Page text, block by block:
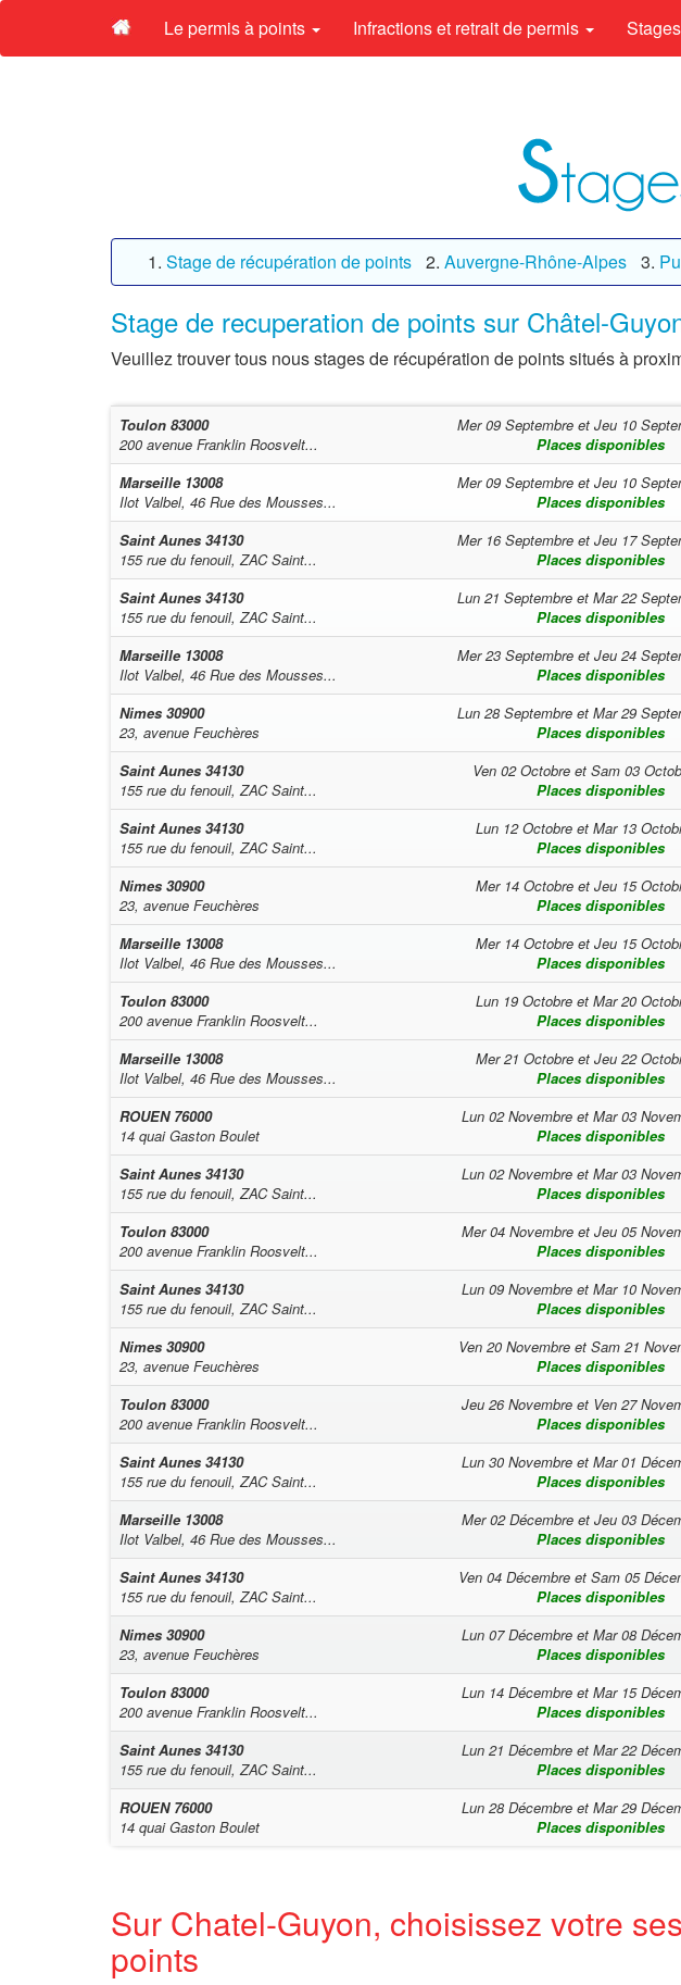
Le permis à points Infractions et retrait de permis
Stage de récupération de points Auvergne-Rhône-Alpes
Stage de recuperation de points sur Châtel-
Veuillez trouver tous nous stages de récupération de points situés à
Toulon 83000
200 avenue Franklin Roosvelt...
Mer 09 Septembreet Jeu 10
Places disponibles
Marseille 13008
Ilot Valbel, 46 Rue des Mousses...
Mer 09 Septembreet Jeu 10
Places disponibles
Saint Aunes 34130
155 rue du fenouil, ZAC Saint...
Mer 16 Septembreet Jeu 17
Places disponibles
Saint Aunes 34130
155 rue du fenouil, ZAC Saint...
Lun 21 Septembreet Mar 22
Places disponibles
Marseille 13008
Ilot Valbel, 46 Rue des Mousses...
Mer 23 Septembreet Jeu 24
Places disponibles
Nimes 30900
23, avenue Feuchères
Lun 28 Septembreet Mar 29
Places disponibles
Saint Aunes 34130
155 rue du fenouil, ZAC Saint...
Ven 02 Octobreet Sam 03
Places disponibles
Saint Aunes 34130
155 rue du fenouil, ZAC Saint...
Lun 12 Octobreet Mar 13
Places disponibles
Nimes 30900
23, avenue Feuchères
Mer 14 Octobreet Jeu 15
Places disponibles
Marseille 13008
Ilot Valbel, 46 Rue des Mousses...
Mer 14 Octobreet Jeu 15
Places disponibles
Toulon 83000
200 avenue Franklin Roosvelt...
Lun 19 Octobreet Mar 20
Places disponibles
Marseille 13008
Ilot Valbel, 46 Rue des Mousses...
Mer 21 Octobreet Jeu 22
Places disponibles
ROUEN 76000
14 quai Gaston Boulet
Lun 02 Novembreet Mar 03
Places disponibles
Saint Aunes 34130
155 rue du fenouil, ZAC Saint...
Lun 02 Novembreet Mar 03
Places disponibles
Toulon 83000
200 avenue Franklin Roosvelt...
Mer 04 Novembreet Jeu 05
Places disponibles
Saint Aunes 34130
155 rue du fenouil, ZAC Saint...
Lun 09 Novembreet Mar 10
Places disponibles
Nimes 30900
23, avenue Feuchères
Ven 20 Novembreet Sam 21
Places disponibles
Toulon 83000
200 avenue Franklin Roosvelt...
Jeu 26 Novembreet Ven 27
Places disponibles
Saint Aunes 34130
155 rue du fenouil, ZAC Saint...
Lun 30 Novembreet Mar 01
Places disponibles
Marseille 13008
Ilot Valbel, 46 Rue des Mousses...
Mer 02 Décembreet Jeu 03
Places disponibles
Saint Aunes 34130
155 rue du fenouil, ZAC Saint...
Ven 04 Décembreet Sam 05
Places disponibles
Nimes 30900
23, avenue Feuchères
Lun 07 Décembreet Mar 08
Places disponibles
Toulon 83000
200 avenue Franklin Roosvelt...
Lun 14 Décembreet Mar 15
Places disponibles
Saint Aunes 34130
155 rue du fenouil, ZAC Saint...
Lun 21 Décembreet Mar 22
Places disponibles
ROUEN 76000
14 quai Gaston Boulet
Lun 28 Décembreet Mar 29
Places disponibles
Sur Chatel-Guyon, choisissez votre
points